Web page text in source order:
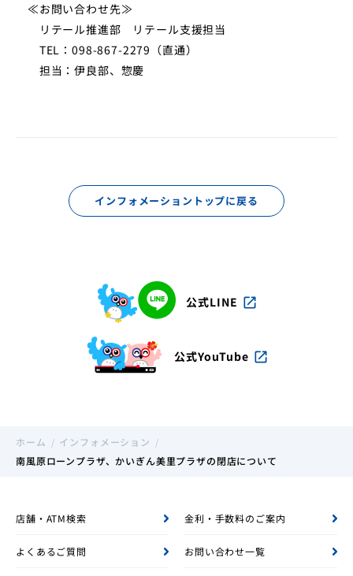
≪お問い合わせ先≫
リテール推進部 リテール支援担当
TEL：098-867-2279（直通）
担当：伊良部、惣慶
インフォメーショントップに戻る
公式LINE open_in_new
公式YouTube open_in_new
ホーム
インフォメーション
南風原ローンプラザ、かいぎん美里プラザの閉店について
店舗・ATM検索 金利・手数料のご案内
よくあるご質問 お問い合わせ一覧